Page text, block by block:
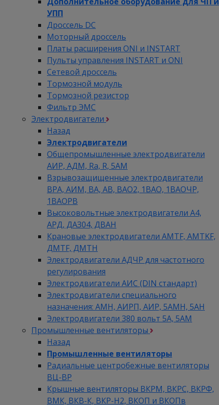
УПП
Дроссель DC
Моторный дроссель
Платы расширения ONI и INSTART
Пульты управления INSTART и ONI
Сетевой дроссель
Тормозной модуль
Тормозной резистор
Фильтр ЭМС
Электродвигатели
Назад
Электродвигатели
Общепромышленные электродвигатели
АИР, АДМ, Ra, R, 5AM
Взрывозащищенные электродвигатели
ВРА, АИМ, ВА, АВ, ВАO2, 1ВАО, 1ВАОЧР,
1ВАОРВ
Высоковольтные электродвигатели A4,
АРД, ДАЗ04, ДВАН
Крановые электродвигатели AMTF, AMTKF,
ДMTF, ДМТН
Электродвигатели АДЧР для частотного
регулирования
Электродвигатели АИС (DIN стандарт)
Электродвигатели специального
назначения: АМН, АИРП, АИР, 5АМН, 5АН
Электродвигатели 380 вольт 5А, 5АМ
Промышленные вентиляторы
Назад
Промышленные вентиляторы
Радиальные центробежные вентиляторы
ВЦ-ВР
Крышные вентиляторы ВКРМ, ВКРС, ВКРФ,
ВМК, ВКВ-К, ВКР-Н2, ВКОП и ВКОПв